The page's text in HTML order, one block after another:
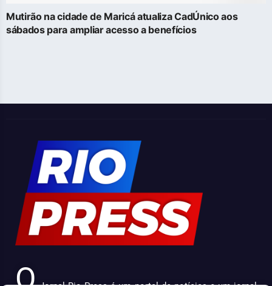
Mutirão na cidade de Maricá atualiza CadÚnico aos
sábados para ampliar acesso a benefícios
O